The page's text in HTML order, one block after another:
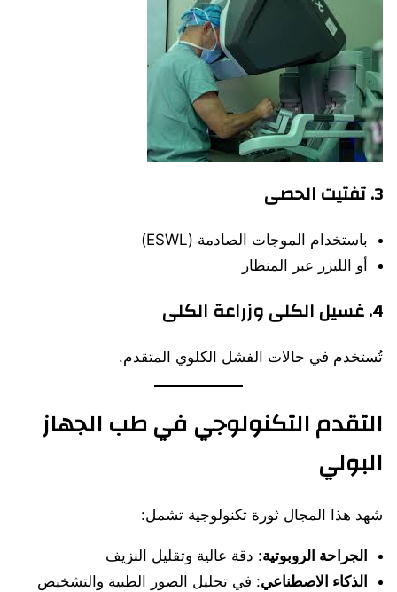
3. تفتيت الحصى
باستخدام الموجات الصادمة (ESWL)
أو الليزر عبر المنظار
4. غسيل الكلى وزراعة الكلى
تُستخدم في حالات الفشل الكلوي المتقدم.
التقدم التكنولوجي في طب الجهاز
البولي
شهد هذا المجال ثورة تكنولوجية تشمل:
الجراحة الروبوتية: دقة عالية وتقليل النزيف
الذكاء الاصطناعي: في تحليل الصور الطبية والتشخيص